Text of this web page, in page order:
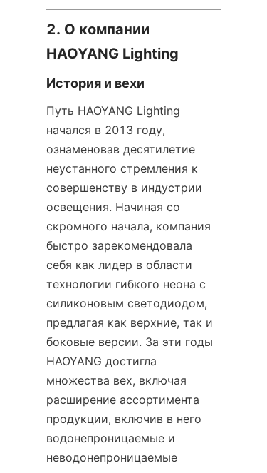
2. О компании
HAOYANG Lighting
История и вехи
Путь HAOYANG Lighting
начался в 2013 году,
ознаменовав десятилетие
неустанного стремления к
совершенству в индустрии
освещения. Начиная со
скромного начала, компания
быстро зарекомендовала
себя как лидер в области
технологии гибкого неона с
силиконовым светодиодом,
предлагая как верхние, так и
боковые версии. За эти годы
HAOYANG достигла
множества вех, включая
расширение ассортимента
продукции, включив в него
водонепроницаемые и
неводонепроницаемые